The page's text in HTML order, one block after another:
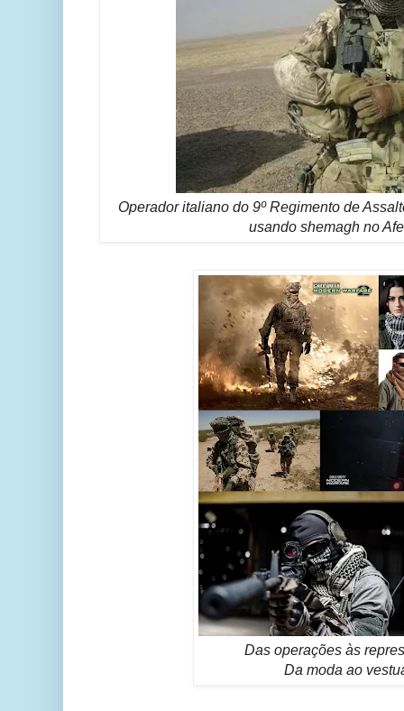
Operador italiano do 9º Regimento de
usando shemagh no
Das operações às
Da moda ao